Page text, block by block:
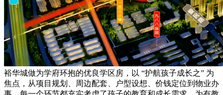
裕华城做为学府环抱的优良学区房，以 “护航孩子成长之” 为
焦点，从项目规划、周边配套、户型设想、价钱定位到物业办